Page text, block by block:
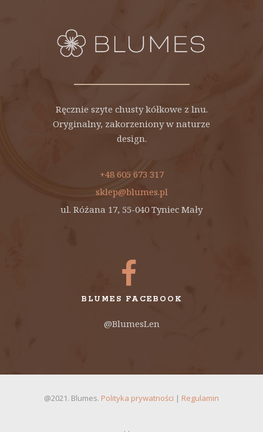
Ręcznie szyte chusty kółkowe z lnu.
Oryginalny, zakorzeniony w naturze
design.
+48 605 673 317
sklep@blumes.pl
ul. Różana 17, 55-040 Tyniec Mały
BLUMES FACEBOOK
@BlumesLen
@2021. Blumes. Polityka prywatności | Regulamin